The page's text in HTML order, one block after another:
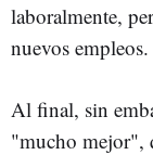
laboralmente,
nuevos empleos.
Al final, sin
"mucho mejor",